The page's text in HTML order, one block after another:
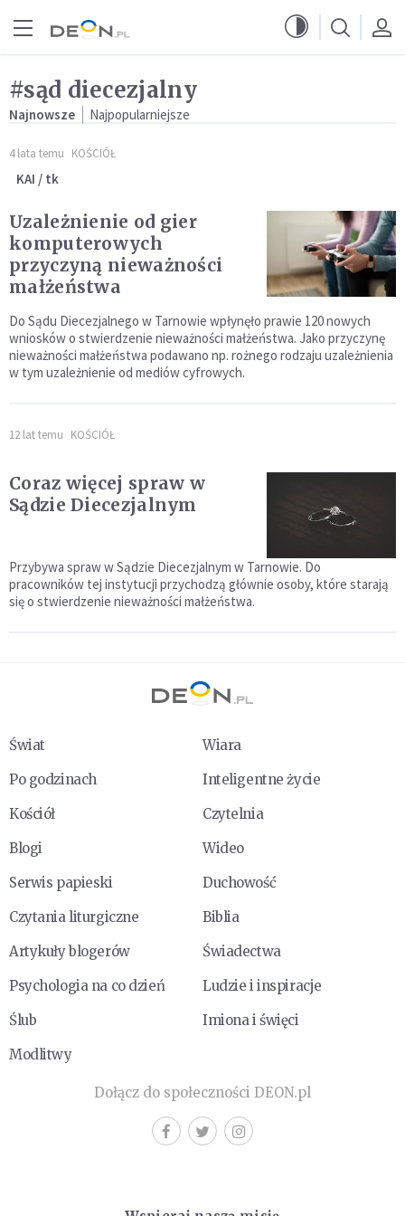
#sąd diecezjalny
Najnowsze Najpopularniejsze
4 lata temu KOŚCIÓŁ
KAI / tk
Uzależnienie od gier
komputerowych
przyczyną nieważności
małżeństwa
Do Sądu Diecezjalnego w Tarnowie wpłynęło prawie 120 nowych
wniosków o stwierdzenie nieważności małżeństwa. Jako przyczynę
nieważności małżeństwa podawano np. rożnego rodzaju uzależnienia
w tym uzależnienie od mediów cyfrowych.
12 lat temu KOŚCIÓŁ
Coraz więcej spraw w
Sądzie Diecezjalnym
Przybywa spraw w Sądzie Diecezjalnym w Tarnowie. Do
pracowników tej instytucji przychodzą głównie osoby, które starają
się o stwierdzenie nieważności małżeństwa.
Świat
Wiara
Po godzinach
Inteligentne życie
Kościół
Czytelnia
Blogi
Wideo
Serwis papieski
Duchowość
Czytania liturgiczne
Biblia
Artykuły blogerów
Świadectwa
Psychologia na co dzień
Ludzie i inspiracje
Ślub
Imiona i święci
Modlitwy
Dołącz do społeczności DEON.pl